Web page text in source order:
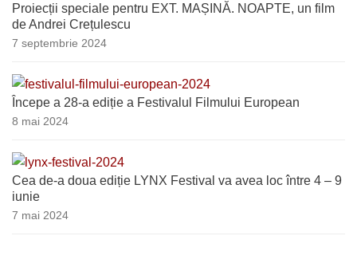
Proiecții speciale pentru EXT. MAȘINĂ. NOAPTE, un film
de Andrei Crețulescu
7 septembrie 2024
Începe a 28-a ediție a Festivalul Filmului European
8 mai 2024
Cea de-a doua ediție LYNX Festival va avea loc între 4 – 9
iunie
7 mai 2024